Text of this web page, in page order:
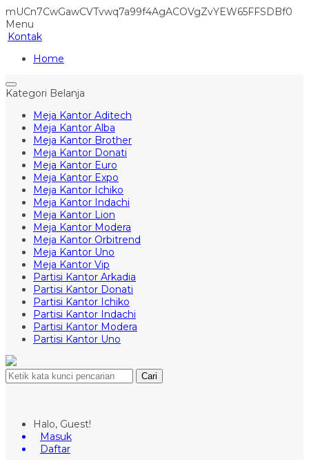
mUCn7CwGawCVTvwq7a99f4AgACOVgZvYEW65FFSDBf0
Menu
Kontak
Home
Kategori Belanja
Meja Kantor Aditech
Meja Kantor Alba
Meja Kantor Brother
Meja Kantor Donati
Meja Kantor Euro
Meja Kantor Expo
Meja Kantor Ichiko
Meja Kantor Indachi
Meja Kantor Lion
Meja Kantor Modera
Meja Kantor Orbitrend
Meja Kantor Uno
Meja Kantor Vip
Partisi Kantor Arkadia
Partisi Kantor Donati
Partisi Kantor Ichiko
Partisi Kantor Indachi
Partisi Kantor Modera
Partisi Kantor Uno
Cari
Halo, Guest!
Masuk
Daftar